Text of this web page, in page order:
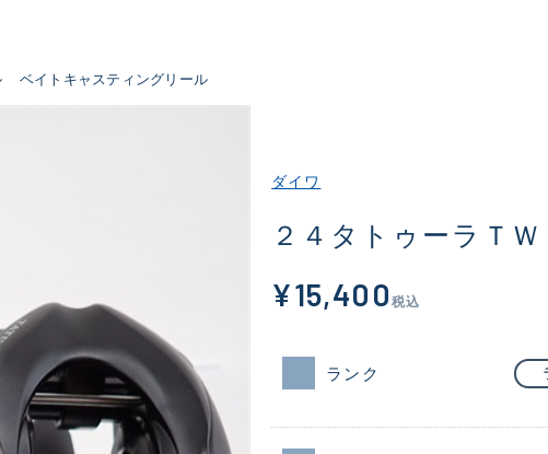
ベイトキャスティングリール
ダイワ
２４タトゥーラＴＷ
¥15,400 税込
ランク